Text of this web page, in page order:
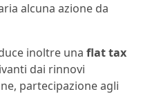
alcuna azione da
inoltre una flat tax
dai rinnovi
partecipazione agli